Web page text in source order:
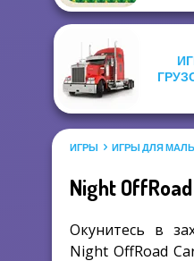
ИГРЫ ИГРЫ ДЛЯ
Night
Окунитесь в
Night OffRoad